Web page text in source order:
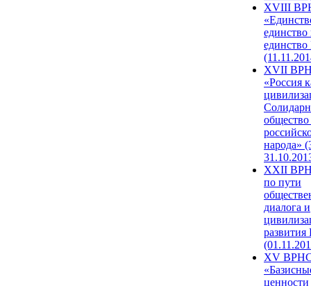
XVIII
единство
единство
XVII
«Россия
народа»
XXII
по пути
диалога и
развития
XV